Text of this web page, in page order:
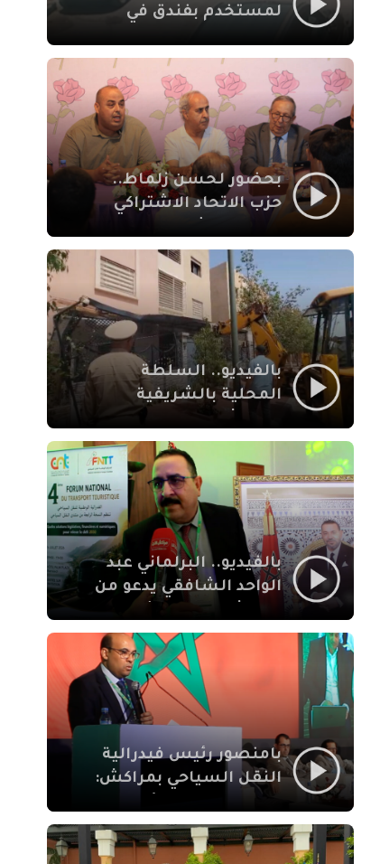
لمستخدم بفندق في
بمراكش
بحضور لحسن زلماط..
حزب الاتحاد الاشتراكي
مقراً بمقاطعة سيدي
يوسف بن علي مراكش
بالفيديو.. السلطة
المحلية بالشريفية
بنايات غير قانونية بإقامة
الإيمان
بالفيديو.. البرلماني عبد
الواحد الشافقي يدعو من
النقل السياحي لمواكبة
بامنصور رئيس فيدرالية
النقل السياحي بمراكش:
والاصلاح التشريعي
ركيزتان أساسيتان لكسب